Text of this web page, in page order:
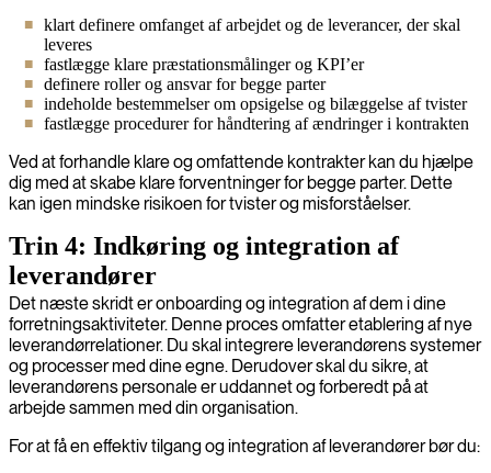
klart definere omfanget af arbejdet og de leverancer, der skal
leveres
fastlægge klare præstationsmålinger og KPI’er
definere roller og ansvar for begge parter
indeholde bestemmelser om opsigelse og bilæggelse af tvister
fastlægge procedurer for håndtering af ændringer i kontrakten
Ved at forhandle klare og omfattende kontrakter kan du hjælpe
dig med at skabe klare forventninger for begge parter. Dette
kan igen mindske risikoen for tvister og misforståelser.
Trin 4: Indkøring og integration af
leverandører
Det næste skridt er onboarding og integration af dem i dine
forretningsaktiviteter. Denne proces omfatter etablering af nye
leverandørrelationer. Du skal integrere leverandørens systemer
og processer med dine egne. Derudover skal du sikre, at
leverandørens personale er uddannet og forberedt på at
arbejde sammen med din organisation.
For at få en effektiv tilgang og integration af leverandører bør du: